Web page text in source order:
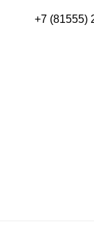
+7 (81555)